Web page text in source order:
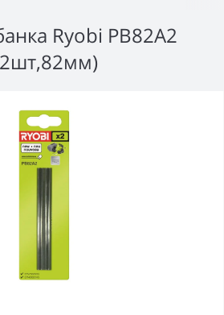
Ryobi PB82A2